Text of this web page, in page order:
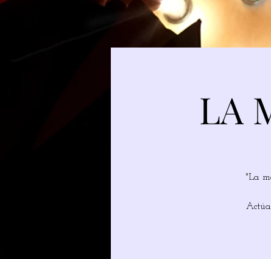
LA
"La